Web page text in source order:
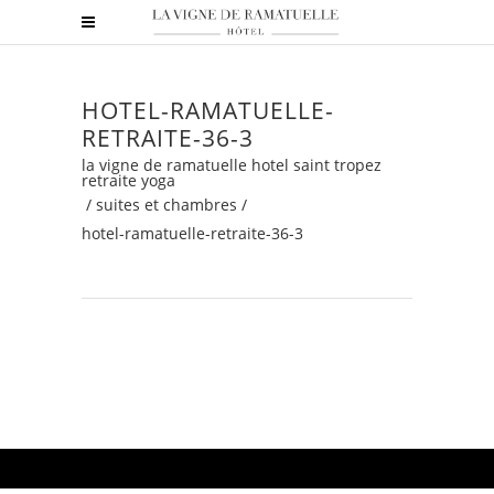
HOTEL-RAMATUELLE-
RETRAITE-36-3
la vigne de ramatuelle hotel saint tropez
retraite yoga
/ suites et chambres /
hotel-ramatuelle-retraite-36-3